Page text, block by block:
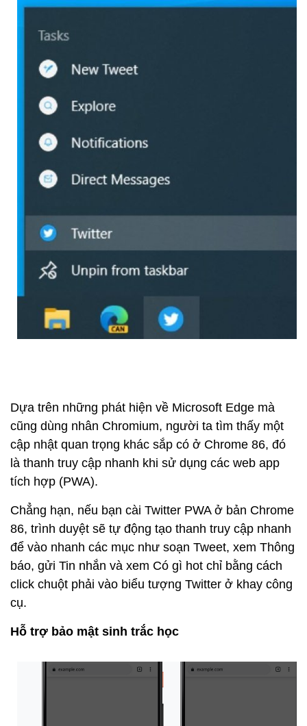
Dựa trên những phát hiện về Microsoft Edge mà
cũng dùng nhân Chromium, người ta tìm thấy một
cập nhật quan trọng khác sắp có ở Chrome 86, đó
là thanh truy cập nhanh khi sử dụng các web app
tích hợp (PWA).
Chẳng hạn, nếu bạn cài Twitter PWA ở bản Chrome
86, trình duyệt sẽ tự động tạo thanh truy cập nhanh
để vào nhanh các mục như soạn Tweet, xem Thông
báo, gửi Tin nhắn và xem Có gì hot chỉ bằng cách
click chuột phải vào biểu tượng Twitter ở khay công
cụ.
Hỗ trợ bảo mật sinh trắc học